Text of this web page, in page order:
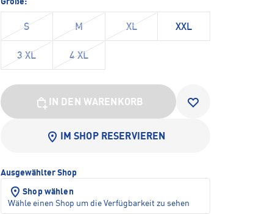
Größe:
S M XL XXL
3 XL 4 XL
IN DEN WARENKORB
IM SHOP RESERVIEREN
Ausgewählter Shop
Shop wählen
Wähle einen Shop um die Verfügbarkeit zu sehen